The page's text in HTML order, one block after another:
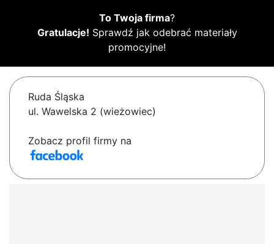
To Twoja firma?
Gratulacje! Sprawdź jak odebrać materiały
promocyjne!
Ruda Śląska
ul. Wawelska 2 (wieżowiec)
Zobacz profil firmy na